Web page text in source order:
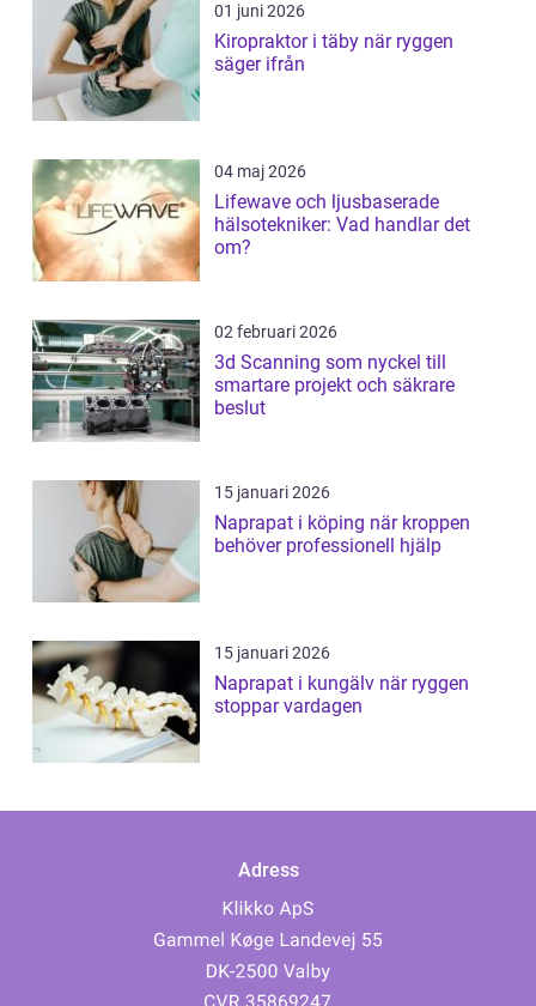
01 juni 2026
Kiropraktor i täby när ryggen
säger ifrån
04 maj 2026
Lifewave och ljusbaserade
hälsotekniker: Vad handlar det
om?
02 februari 2026
3d Scanning som nyckel till
smartare projekt och säkrare
beslut
15 januari 2026
Naprapat i köping när kroppen
behöver professionell hjälp
15 januari 2026
Naprapat i kungälv när ryggen
stoppar vardagen
Adress